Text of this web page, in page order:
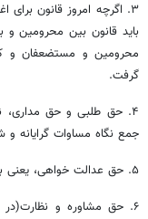
۳. اگرچه امروز قانون
باید قانون بین محرومین و
محرومین و مستضعفان و
گرفت.
۴. حق طلبی و حق مداری،
جمع نگاه مساوات گرایانه و
۵. حق عدالت خواهی، یعنی برقراری عدالت در جامعه.
۶. حق مشاوره و